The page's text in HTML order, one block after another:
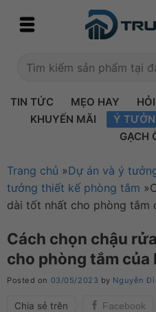
Tìm
TIN TỨC MẸO HAY
KHUYẾN MÃI
Ý
GẠCH
Trang chủ »Dự án và ý
tưởng thiết kế phòng tắm »
dài tốt nhất cho phòng tắm
Cách chọn chậu
cho phòng tắm của
Posted on 03/05/2023 by Nguyễn
Chia sẻ trên